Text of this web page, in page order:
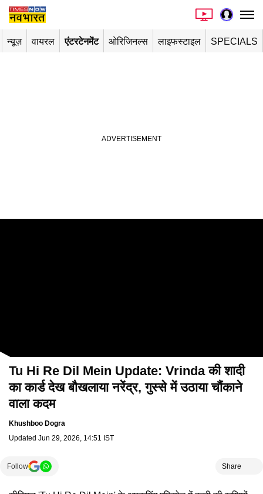
न्यूज़ वायरल एंटरटेनमेंट ओरिजिनल्स लाइफस्टाइल SPECIALS
Tu Hi Re Dil Mein Update: Vrinda की शादी
का कार्ड देख बौखलाया नरेंद्र, गुस्से में उठाया चौंकाने
वाला कदम
Khushboo Dogra
Updated Jun 29, 2026, 14:51 IST
Follow Share